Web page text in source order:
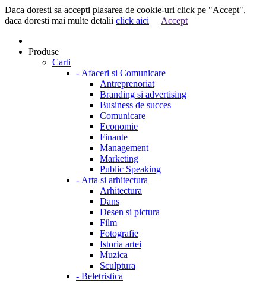
Daca doresti sa accepti plasarea de cookie-uri click pe "Accept",
daca doresti mai multe detalii click aici Accept
Produse
Carti
- Afaceri si Comunicare
Antreprenoriat
Branding si advertising
Business de succes
Comunicare
Economie
Finante
Management
Marketing
Public Speaking
- Arta si arhitectura
Arhitectura
Dans
Desen si pictura
Film
Fotografie
Istoria artei
Muzica
Sculptura
- Beletristica